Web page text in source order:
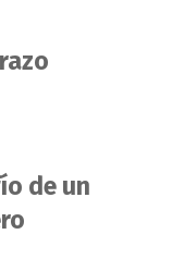
de un